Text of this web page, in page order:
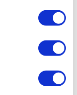
prawidłowego
takie, które
biznesowych
przetwarzania